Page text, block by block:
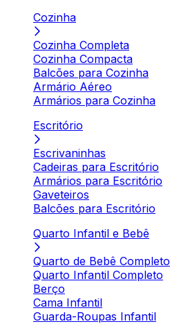
Cozinha
Cozinha Completa
Cozinha Compacta
Balcões para Cozinha
Armário Aéreo
Armários para Cozinha
Escritório
Escrivaninhas
Cadeiras para Escritório
Armários para Escritório
Gaveteiros
Balcões para Escritório
Quarto Infantil e Bebê
Quarto de Bebê Completo
Quarto Infantil Completo
Berço
Cama Infantil
Guarda-Roupas Infantil